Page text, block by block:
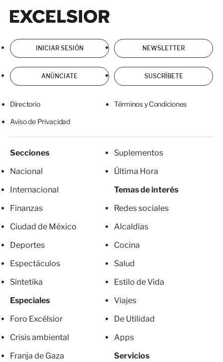
INICIAR SESIÓN NEWSLETTER
ANÚNCIATE SUSCRÍBETE
Directorio Términos y Condiciones
Aviso de Privacidad
Secciones
Nacional
Internacional
Finanzas
Ciudad de México
Deportes
Espectáculos
Sintetika
Especiales
Foro Excélsior
Crisis ambiental
Franja de Gaza
Suplementos
Última Hora
Temas de interés
Redes sociales
Alcaldías
Cocina
Salud
Estilo de Vida
Viajes
De Utilidad
Apps
Servicios